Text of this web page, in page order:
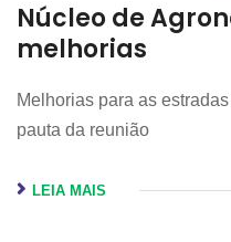
Núcleo de
melhorias
Melhorias para as
pauta da reunião
LEIA MAIS